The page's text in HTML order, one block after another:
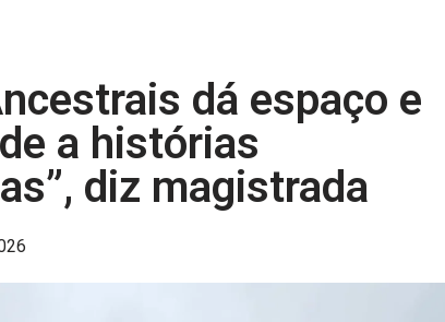
dá espaço e
a histórias
diz magistrada